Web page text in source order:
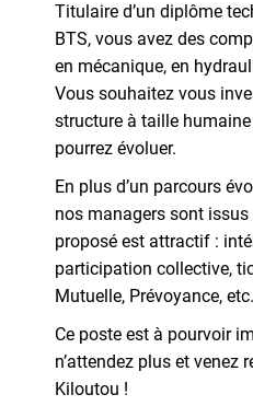
Titulaire d’un diplôme
BTS, vous avez des
en mécanique, en
Vous souhaitez vous
structure à taille
pourrez évoluer.
En plus d’un parcours
nos managers sont
proposé est attractif :
participation collective,
Mutuelle, Prévoyance,
Ce poste est à pourvoir
n’attendez plus et venez
Kiloutou !